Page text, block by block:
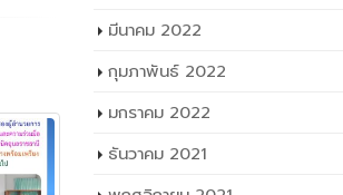
มีนาคม 2022
กุมภาพันธ์ 2022
มกราคม 2022
ธันวาคม 2021